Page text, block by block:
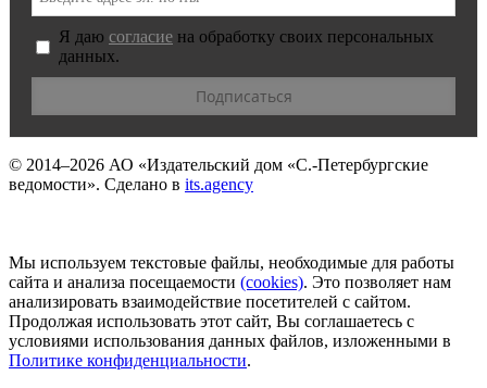
Я даю согласие на обработку своих персональных
данных.
© 2014–2026 АО «Издательский дом «С.-Петербургские
ведомости». Сделано в its.agency
Мы используем текстовые файлы, необходимые для работы
сайта и анализа посещаемости (сookies). Это позволяет нам
анализировать взаимодействие посетителей с сайтом.
Продолжая использовать этот сайт, Вы соглашаетесь с
условиями использования данных файлов, изложенными в
Политике конфиденциальности.